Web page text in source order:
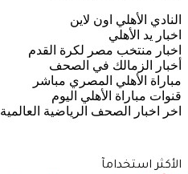
النادي الأهلي اون لاين
اخبار يد الأهلي
اخبار منتخب مصر لكرة القدم
أخبار الزمالك في الصحف
مباراة الأهلي المصري مباشر
قنوات مباراة الأهلي اليوم
اخر اخبار الصحف الرياضية العالمية
الأكثر استخدامآ